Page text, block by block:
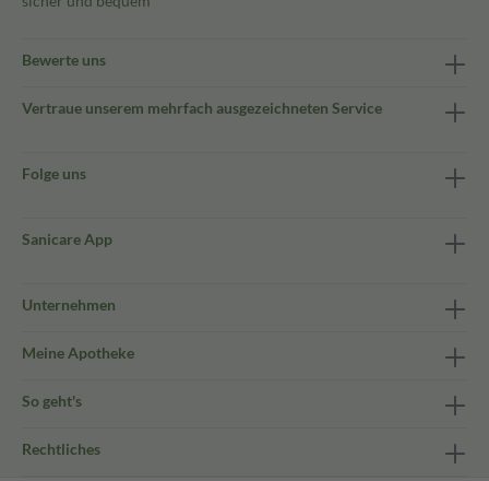
Bewerte uns
Vertraue unserem mehrfach ausgezeichneten Service
Folge uns
Sanicare App
Unternehmen
Meine Apotheke
So geht's
Rechtliches